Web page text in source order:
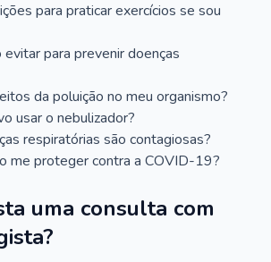
para praticar exercícios se sou
para prevenir doenças
da poluição no meu organismo?
usar o nebulizador?
respiratórias são contagiosas?
me proteger contra a COVID-19?
uma consulta com